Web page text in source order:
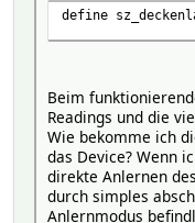
define
Beim
Readings und die
Wie bekomme ich
das Device? Wenn
direkte Anlernen
durch simples
Anlernmodus